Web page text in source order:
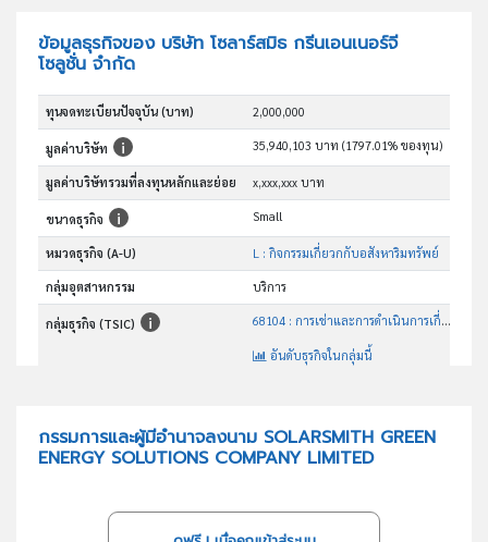
ข้อมูลธุรกิจของ บริษัท โซลาร์สมิธ กรีนเอนเนอร์จี
โซลูชั่น จำกัด
ทุนจดทะเบียนปัจจุบัน (บาท) 2,000,000
มูลค่าบริษัท 35,940,103 บาท (1797.01% ของทุน)
มูลค่าบริษัทรวมที่ลงทุนหลักและย่อย x,xxx,xxx บาท
ขนาดธุรกิจ Small
หมวดธุรกิจ (A-U) L : กิจกรรมเกี่ยวกกับอสังหาริมทรัพย์
กลุ่มอุตสาหกรรม บริการ
กลุ่มธุรกิจ (TSIC) 68104 : การเช่าและการดำเนินการเกี่ยวกับอสังหาริมทรัพย์ที่เป็นของ ตนเองหรือเช่าจากผู้อื่นที่ไม่ใช่เพื่อเป็นที่พักอาศัย
อันดับธุรกิจในกลุ่มนี้
กรรมการและผู้มีอำนาจลงนาม SOLARSMITH GREEN
ENERGY SOLUTIONS COMPANY LIMITED